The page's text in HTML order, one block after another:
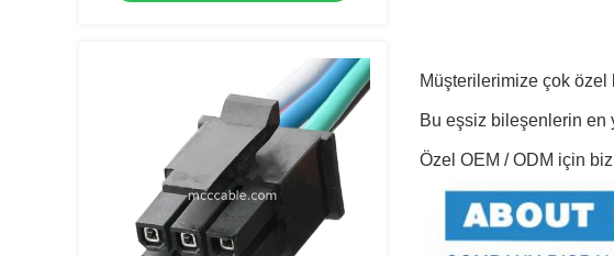
Müşterilerimize çok özel
Bu eşsiz bileşenlerin en
Özel OEM / ODM için